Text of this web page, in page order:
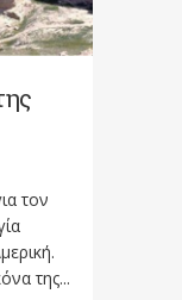
τον
της...